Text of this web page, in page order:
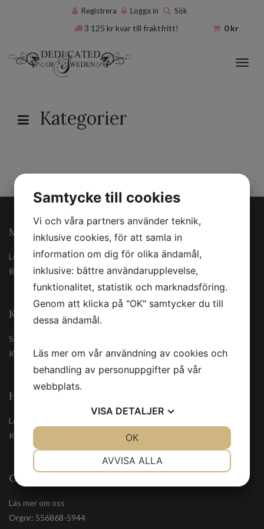
Registrera Logga in Sök
0kr
3 125 krkvar till fraktfritt!
Kategorier
MINA SIDOR
Logga in
Registrera
KUNDSERVICE
Säkerhetsdatablad
Kontakta oss
HANDLA TRYGGT
Leveranssätt
Köpvillkor
OM OSS
Läs mer om oss
Orgnr: 556868-5944
Samtycke till cookies
Vi och våra partners använder teknik,
inklusive cookies, för att samla in
information om dig för olika ändamål,
inklusive: bättre användarupplevelse,
funktionalitet, statistik och marknadsföring.
Genom att klicka på "OK" samtycker du till
dessa ändamål.
Läs mer om vår användning av cookies och
behandling av personuppgifter på vår
webbplats.
VISA DETALJER
AVVISA ALLA
OK